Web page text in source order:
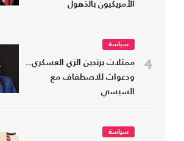
الأمريكيون بالذهول
4
سياسة
ممثلات يرتدين الزي العسكري..
ودعوات للاصطفاف مع
السيسي
سياسة